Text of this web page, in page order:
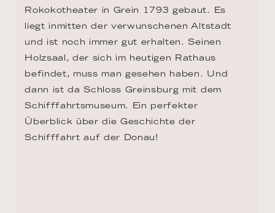
Rokokotheater in Grein 1793 gebaut. Es
liegt inmitten der verwunschenen Altstadt
und ist noch immer gut erhalten. Seinen
Holzsaal, der sich im heutigen Rathaus
befindet, muss man gesehen haben. Und
dann ist da Schloss Greinsburg mit dem
Schifffahrtsmuseum. Ein perfekter
Überblick über die Geschichte der
Schifffahrt auf der Donau!